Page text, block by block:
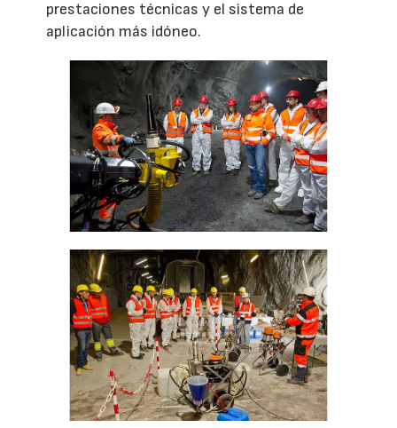
prestaciones técnicas y el sistema de
aplicación más idóneo.